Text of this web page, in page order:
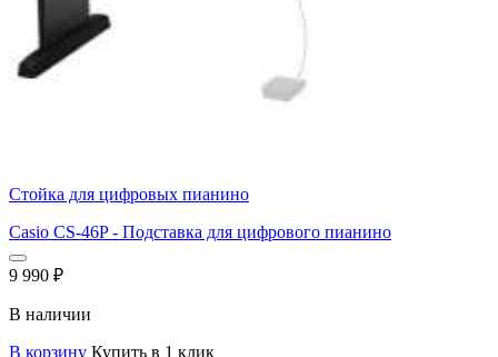
Стойка для цифровых пианино
Casio CS-46P - Подставка для цифрового пианино
9 990 ₽
В наличии
В корзину Купить в 1 клик